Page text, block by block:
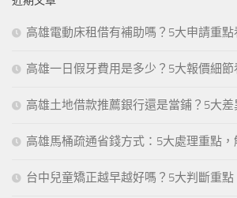
高雄電動床租借有補助嗎？5大申請重點
高雄一日假牙費用是多少？5大報價細節
高雄土地借款推薦銀行還是當鋪？5大
高雄馬桶疏通省錢方式：5大處理重點
台中兒童矯正越早越好嗎？5大判斷重